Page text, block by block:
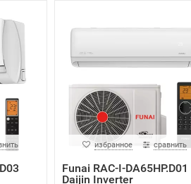
избранное сравнить
Funai RAC-I-DA65HP.D01
Daijin Inverter